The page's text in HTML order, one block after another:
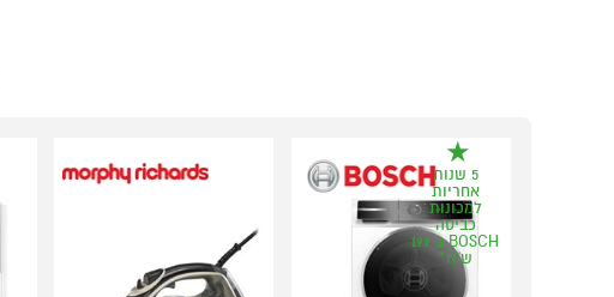
5 שנות
אחריות
למכונות
כביסה
BOSCH ב 199
ש"ח*